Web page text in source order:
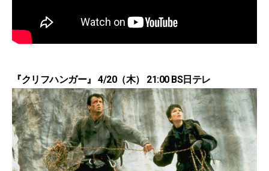
『クリフハンガー』 4/20（木） 21:00 BS日テレ